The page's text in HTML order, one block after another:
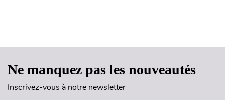
Ne manquez pas les nouveautés
Inscrivez-vous à notre newsletter